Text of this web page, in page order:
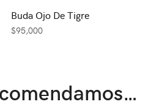
Buda Ojo De Tigre
$95,000